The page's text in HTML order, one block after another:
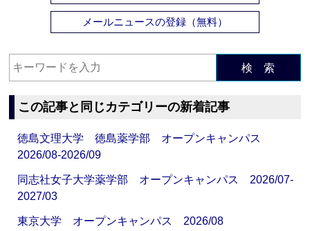
メールニュースの登録（無料）
検 索
この記事と同じカテゴリーの新着記事
徳島文理大学 徳島薬学部 オープンキャンパス
2026/08-2026/09
同志社女子大学薬学部 オープンキャンパス 2026/07-
2027/03
東京大学 オープンキャンパス 2026/08